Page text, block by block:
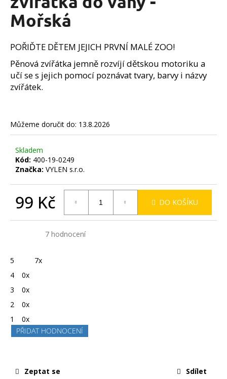
z
5
hvězdiček.
Mořská
POŘIĎTE DĚTEM JEJICH PRVNÍ MALÉ ZOO!
Pěnová zvířátka jemně rozvíjí dětskou motoriku a
učí se s jejich pomocí poznávat tvary, barvy i názvy
zvířátek.
Můžeme doručit do: 13.8.2026
Skladem
Kód: 400-19-0249
Značka: VYLEN s.r.o.
99 Kč DO KOŠÍKU
Průměrné
7 hodnocení
5
7x
4
0x
3
0x
2
0x
1
0x
PŘIDAT HODNOCENÍ
Zeptat se Sdílet
u
j
m
e